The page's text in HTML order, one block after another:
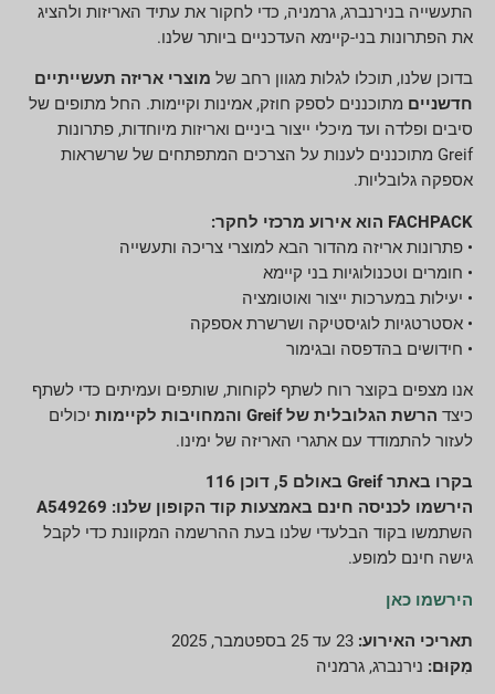
התעשייה בנירנברג, גרמניה, כדי לחקור את עתיד האריזות ולהציג
את הפתרונות בני-קיימא העדכניים ביותר שלנו.
בדוכן שלנו, תוכלו לגלות מגוון רחב של מוצרי אריזה תעשייתיים
חדשניים מתוכננים לספק חוזק, אמינות וקיימות. החל מתופים של
סיבים ופלדה ועד מיכלי ייצור ביניים ואריזות מיוחדות, פתרונות
Greif מתוכננים לענות על הצרכים המתפתחים של שרשראות
אספקה גלובליות.
FACHPACK הוא אירוע מרכזי לחקר:
• פתרונות אריזה מהדור הבא למוצרי צריכה ותעשייה
• חומרים וטכנולוגיות בני קיימא
• יעילות במערכות ייצור ואוטומציה
• אסטרטגיות לוגיסטיקה ושרשרת אספקה
• חידושים בהדפסה ובגימור
אנו מצפים בקוצר רוח לשתף לקוחות, שותפים ועמיתים כדי לשתף
כיצד הרשת הגלובלית של Greif והמחויבות לקיימות
יכולים
לעזור להתמודד עם אתגרי האריזה של ימינו.
בקרו באתר Greif באולם 5, דוכן 116
הירשמו לכניסה חינם באמצעות קוד הקופון שלנו: A549269
השתמשו בקוד הבלעדי שלנו בעת ההרשמה המקוונת כדי לקבל
גישה חינם למופע.
הירשמו כאן
תאריכי האירוע:
מִקוּם: נירנברג, גרמניה